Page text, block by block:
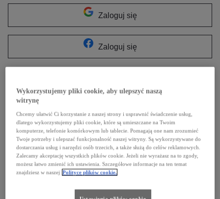
Zaloguj się
Zaloguj się
Email
Hasło
Zaloguj się
Wykorzystujemy pliki cookie, aby ulepszyć naszą
witrynę
Chcemy ułatwić Ci korzystanie z naszej strony i usprawnić świadczenie usług,
dlatego wykorzystujemy pliki cookie, które są umieszczane na Twoim
komputerze, telefonie komórkowym lub tablecie. Pomagają one nam zrozumieć
Twoje potrzeby i ulepszać funkcjonalność naszej witryny. Są wykorzystywane do
dostarczania usług i narzędzi osób trzecich, a także służą do celów reklamowych.
Zalecamy akceptację wszystkich plików cookie. Jeżeli nie wyrażasz na to zgody,
możesz łatwo zmienić ich ustawienia. Szczegółowe informacje na ten temat
znajdziesz w naszej Polityce plików cookie.